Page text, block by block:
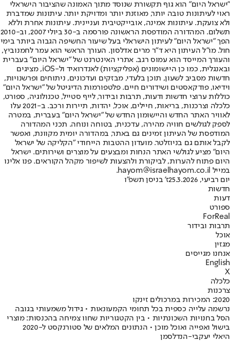
"ישראל היום" הוא גוף תקשורת שנוסד מתוך האמונה שהציבור הישראלי
ראוי לעיתונות טובה יותר, מאוזנת יותר ומדויקת יותר. עיתונות שמדברת
ולא צועקת. עיתונות אמינה, אובייקטיבית ועניינית. עיתונות אחרת וללא
תשלום. המהדורה המודפסת הראשונה פורסמה ב-30 ביולי 2007, וב-2010
הפך "ישראל היום" לעיתון הישראלי בעל שיעור החשיפה הגבוה ביותר בימי
חול. מו"ל העיתון היא ד"ר מרים אדלסון. העורך הראשי הוא עמר לחמנוביץ,
והעורך המייסד הוא עמוס רגב. אתרי האינטרנט של "ישראל היום" בעברית
ובאנגלית, כמו כן היישומונים (אפליקציות) לאנדרואיד ול-iOS, מציגים
חדשות מסביב לשעון, תוכן בלעדי, מבזקים ועדכונים, ניתוחים ופרשנויות,
וידיאו, פודקאסטים ושידורים חיים. פלטפורמות הדיגיטל של "ישראל היום"
כוללות ערוצי חדשות ודעות, תרבות ובידור, לייף סטייל, טכנולוגיה, ספורט,
כלכלה וצרכנות, בריאות, חיילים, אוכל, יהדות, תיירות ורכב. ב-2021 עלו
לאוויר האתר החדש והיישומון החדש של "ישראל היום" בעברית, במטרה
לספק לגולשים חוויה מהירה, עדכנית, בטוחה ונוחה. תכני המהדורה
המודפסת של העיתון זמינים גם באתר, במהדורה יומית מקוונת, ואפשר
לקבל אותם גם בניוזלטר. מועדון ההטבות הייחודי "הקליקה של ישראל
היום" מציע לגולשי האתר הנחות ומבצעים על מוצרים ושירותים. ישראל
היום פתוח להערות, לביקורת ולהצעות לשיפור מקהל הקוראים. פנו אלינו
במייל hayom@israelhayom.co.il.
יום רביעי, 25.3.2026
ז' בניסן תשפ"ו
חדשות
דעות
ספורט
ForReal
תרבות ובידור
אוכל
מגזין
אנחנו מגייסים
English
X
כלכלה
צרכנות
2020: המכירות במרכולים זינקו
נרשמה עלייה כספית בכל תחומי הקמעונאות • גידול משמעותי בגובה
הסל בחנויות השכונתיות • בין הקטגוריות שחוו צמיחה בהכנסות: מוצרי
בישול ואפייה ואוכל מוכן • הנתונים המלאים של סטורנקסט ל-2020
היאלי יעקבי-הנדלסמן